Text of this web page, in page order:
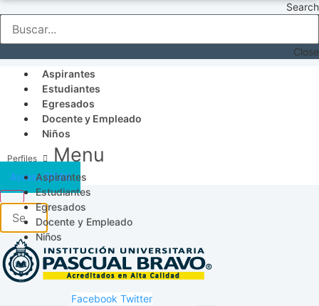
Search
Close
Aspirantes
Estudiantes
Egresados
Docente y Empleado
Niños
Menu
Aspirantes
Estudiantes
Egresados
Docente y Empleado
Niños
Acceso SICAU
Facebook Twitter